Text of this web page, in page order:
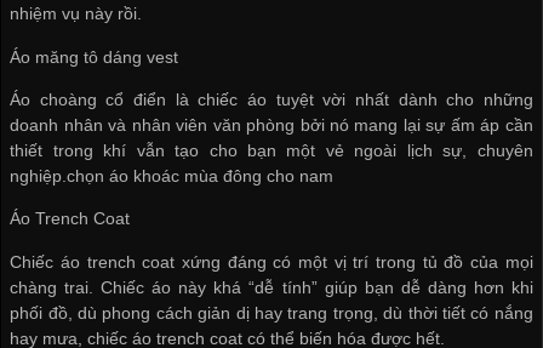
nhiệm vụ này rồi.
Áo măng tô dáng vest
Áo choàng cổ điển là chiếc áo tuyệt vời nhất dành cho những
doanh nhân và nhân viên văn phòng bởi nó mang lại sự ấm áp cần
thiết trong khí vẫn tạo cho bạn một vẻ ngoài lịch sự, chuyên
nghiệp.chọn áo khoác mùa đông cho nam
Áo Trench Coat
Chiếc áo trench coat xứng đáng có một vị trí trong tủ đồ của mọi
chàng trai. Chiếc áo này khá “dễ tính” giúp bạn dễ dàng hơn khi
phối đồ, dù phong cách giản dị hay trang trọng, dù thời tiết có nắng
hay mưa, chiếc áo trench coat có thể biến hóa được hết.